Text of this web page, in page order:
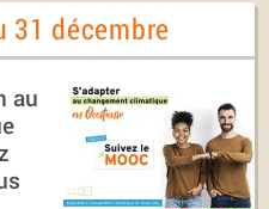
31 décembre
au